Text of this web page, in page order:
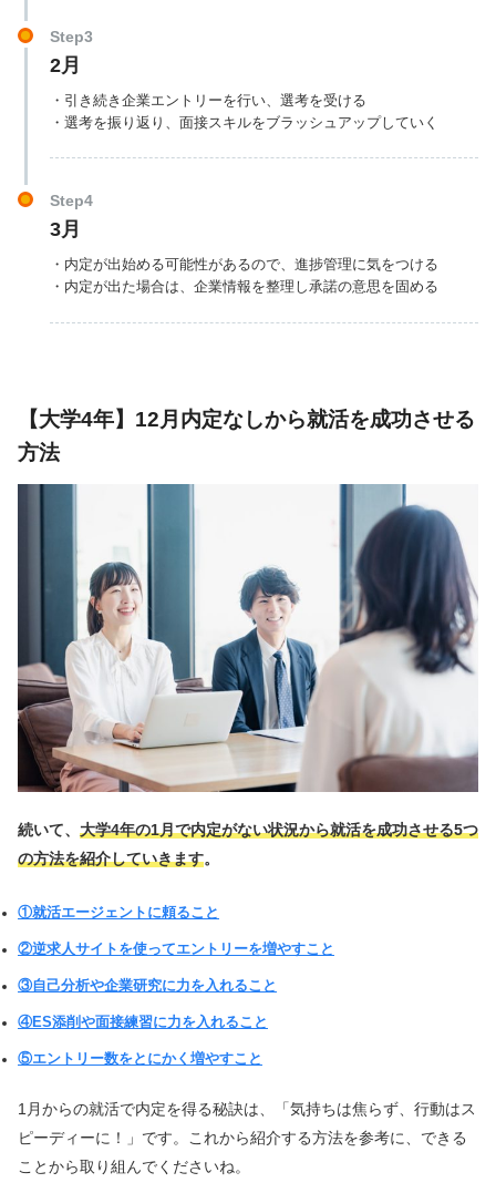
Step3
2月
・引き続き企業エントリーを行い、選考を受ける
・選考を振り返り、面接スキルをブラッシュアップしていく
Step4
3月
・内定が出始める可能性があるので、進捗管理に気をつける
・内定が出た場合は、企業情報を整理し承諾の意思を固める
【大学4年】12月内定なしから就活を成功させる
方法
続いて、 大学4年の1月で内定がない状況から就活を成功させる5つ
の方法を紹介していきます。
①就活エージェントに頼ること
②逆求人サイトを使ってエントリーを増やすこと
③自己分析や企業研究に力を入れること
④ES添削や面接練習に力を入れること
⑤エントリー数をとにかく増やすこと
1月からの就活で内定を得る秘訣は、「気持ちは焦らず、行動はス
ピーディーに！」です。これから紹介する方法を参考に、できる
ことから取り組んでくださいね。